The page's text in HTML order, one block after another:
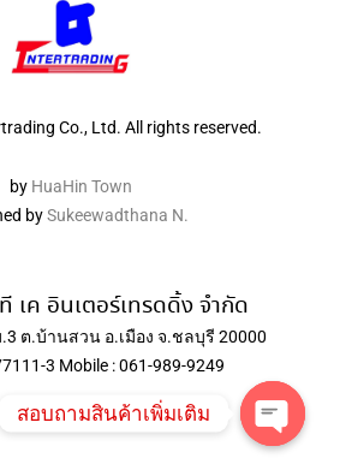
Co., Ltd. All rights reserved.
by HuaHin Town
bySukeewadthana N.
เค อินเตอร์เทรดดิ้ง จำกัด
ต.บ้านสวน อ.เมือง จ.ชลบุรี 20000
3 Mobile : 061-989-9249
สอบถามสินค้าเพิ่มเติม
Open